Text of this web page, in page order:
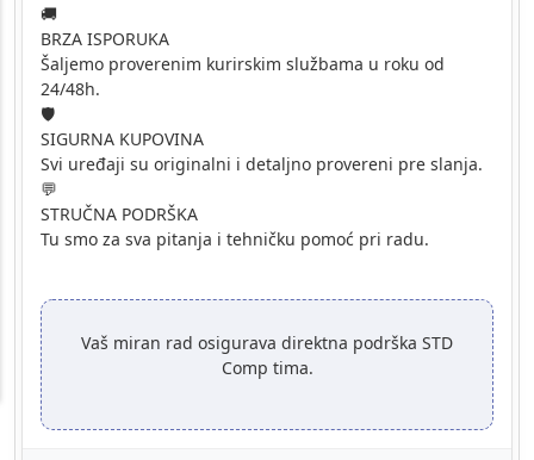
🚚
BRZA ISPORUKA
Šaljemo proverenim kurirskim službama u roku od
24/48h.
🛡️
SIGURNA KUPOVINA
Svi uređaji su originalni i detaljno provereni pre slanja.
💬
STRUČNA PODRŠKA
Tu smo za sva pitanja i tehničku pomoć pri radu.
Vaš miran rad osigurava direktna podrška STD
Comp tima.